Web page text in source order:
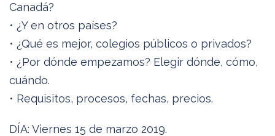
Canadá?
• ¿Y en otros países?
• ¿Qué es mejor, colegios públicos o privados?
• ¿Por dónde empezamos? Elegir dónde, cómo,
cuándo.
• Requisitos, procesos, fechas, precios.
DÍA: Viernes 15 de marzo 2019.